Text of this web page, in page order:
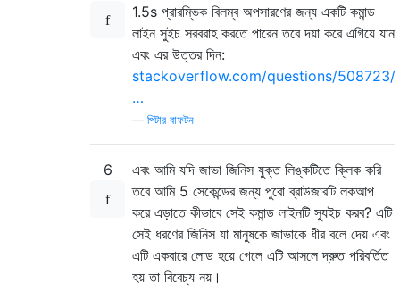
1.5s প্রারম্ভিক বিলম্ব অপসারণের জন্য একটি কমান্ড
লাইন সুইচ সরবরাহ করতে পারেন তবে দয়া করে এগিয়ে যান
এবং এর উত্তর দিন:
stackoverflow.com/questions/508723/
…
পিটার বাফটন
6
এবং আমি যদি জাভা জিনিস যুক্ত লিঙ্কটিতে ক্লিক করি
তবে আমি 5 সেকেন্ডের জন্য পুরো ব্রাউজারটি লকআপ
করে এড়াতে কীভাবে সেই কমান্ড লাইনটি স্যুইচ করব? এটি
সেই ধরণের জিনিস যা মানুষকে জাভাকে ধীর বলে দেয় এবং
এটি একবারে লোড হয়ে গেলে এটি আসলে দ্রুত পরিবর্তিত
হয় তা বিবেচ্য নয়।